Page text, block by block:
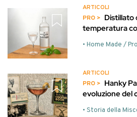
ARTICOLI
Distillato
temperatura
• Home Made /
ARTICOLI
Hanky
evoluzione del
• Storia della